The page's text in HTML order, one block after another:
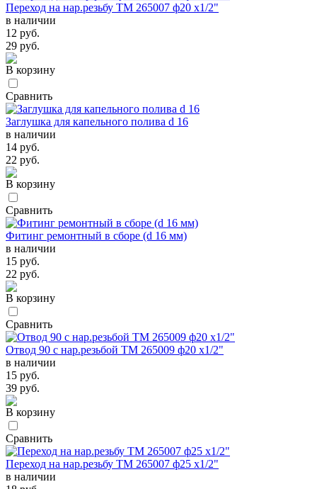
Переход на нар.резьбу TM 265007 ф20 х1/2"
в наличии
12 руб.
29 руб.
В корзину
Сравнить
Заглушка для капельного полива d 16
в наличии
14 руб.
22 руб.
В корзину
Сравнить
Фитинг ремонтный в сборе (d 16 мм)
в наличии
15 руб.
22 руб.
В корзину
Сравнить
Отвод 90 с нар.резьбой TM 265009 ф20 х1/2"
в наличии
15 руб.
39 руб.
В корзину
Сравнить
Переход на нар.резьбу TM 265007 ф25 х1/2"
в наличии